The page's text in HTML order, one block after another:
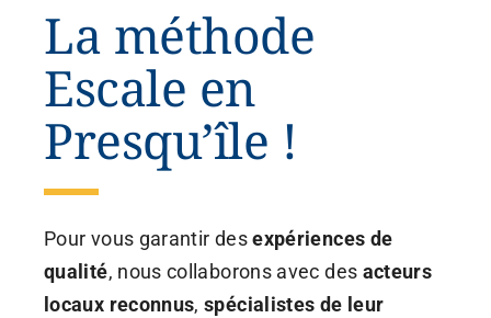
La méthode
Escale en
Presqu’île !
Pour vous garantir desexpériences de
qualité, nous collaborons avec des acteurs
locaux reconnus,spécialistes de leur